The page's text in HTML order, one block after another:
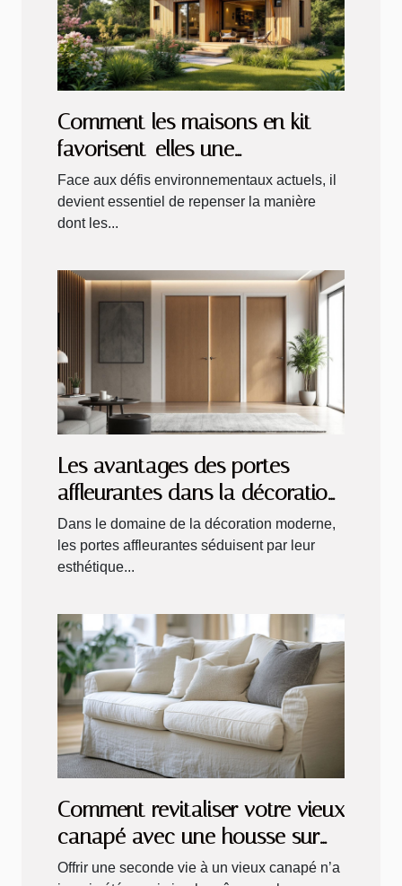
Comment les maisons en kit
favorisent-elles une
construction durable ?
Face aux défis environnementaux actuels, il
devient essentiel de repenser la manière
dont les...
Les avantages des portes
affleurantes dans la décoration
moderne
Dans le domaine de la décoration moderne,
les portes affleurantes séduisent par leur
esthétique...
Comment revitaliser votre vieux
canapé avec une housse sur
mesure ?
Offrir une seconde vie à un vieux canapé n’a